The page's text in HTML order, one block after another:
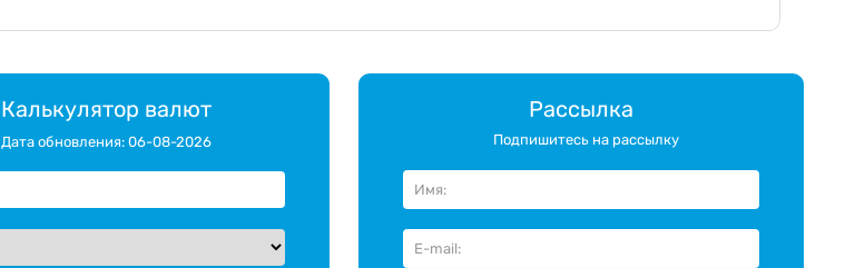
Калькулятор валют
Дата обновления: 06-08-2026
Рассылка
Подпишитесь на рассылку